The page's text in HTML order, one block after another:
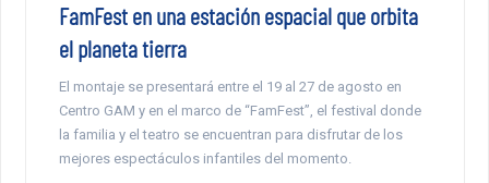
FamFest en una estación espacial que orbita
el planeta tierra
El montaje se presentará entre el 19 al 27 de agosto en
Centro GAM y en el marco de “FamFest”, el festival donde
la familia y el teatro se encuentran para disfrutar de los
mejores espectáculos infantiles del momento.